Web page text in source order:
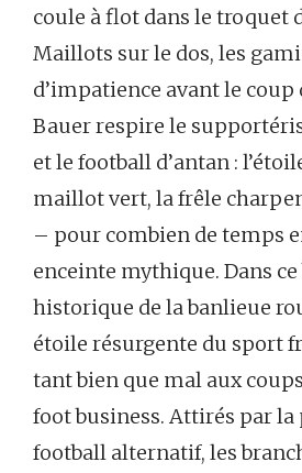
coule à flot dans le troquet
Maillots sur le dos, les
d’impatience avant le coup
Bauer respire le
et le football d’antan :
maillot vert, la frêle
– pour combien de temps
enceinte mythique. Dans
historique de la banlieue
étoile résurgente du sport
tant bien que mal aux
foot business. Attirés par la
football alternatif, les